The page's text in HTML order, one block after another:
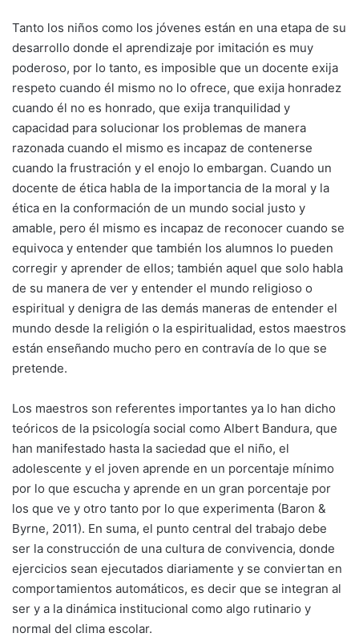
Tanto los niños como los jóvenes están en una etapa de su
desarrollo donde el aprendizaje por imitación es muy
poderoso, por lo tanto, es imposible que un docente exija
respeto cuando él mismo no lo ofrece, que exija honradez
cuando él no es honrado, que exija tranquilidad y
capacidad para solucionar los problemas de manera
razonada cuando el mismo es incapaz de contenerse
cuando la frustración y el enojo lo embargan. Cuando un
docente de ética habla de la importancia de la moral y la
ética en la conformación de un mundo social justo y
amable, pero él mismo es incapaz de reconocer cuando se
equivoca y entender que también los alumnos lo pueden
corregir y aprender de ellos; también aquel que solo habla
de su manera de ver y entender el mundo religioso o
espiritual y denigra de las demás maneras de entender el
mundo desde la religión o la espiritualidad, estos maestros
están enseñando mucho pero en contravía de lo que se
pretende.
Los maestros son referentes importantes ya lo han dicho
teóricos de la psicología social como Albert Bandura, que
han manifestado hasta la saciedad que el niño, el
adolescente y el joven aprende en un porcentaje mínimo
por lo que escucha y aprende en un gran porcentaje por
los que ve y otro tanto por lo que experimenta (Baron &
Byrne, 2011). En suma, el punto central del trabajo debe
ser la construcción de una cultura de convivencia, donde
ejercicios sean ejecutados diariamente y se conviertan en
comportamientos automáticos, es decir que se integran al
ser y a la dinámica institucional como algo rutinario y
normal del clima escolar.